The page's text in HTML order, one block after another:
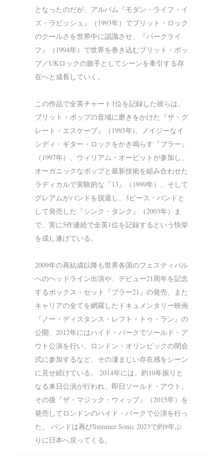
となったのだが、アルバム『モダン・ライフ・イ
ズ・ラビッシュ』（1993年）でブリット・ロック
のクールさを世界中に認識させ、『パークライ
フ』（1994年）で世界を巻き込むブリット・ポッ
プ／UKロックの旗手としてシーンを牽引する存
在へと成長していく。
この作品で全英チャート1位を記録した彼らは、
ブリット・ポップの音域に磨きをかけた『ザ・グ
レート・エスケープ』（1995年)、ノイジーなイ
ンディ・ギター・ロックをかき鳴らす『ブラー』
（1997年）、ウィリアム・オービットが参加し、
オーガニックなポップと最新技術を組み合わせた
ラディカルで実験的な『13』（1999年）、そして
グレアムがバンドを脱退し、3ピース・バンドと
して発売した『シンク・タンク』（2003年）ま
で、実に5作連続で全英1位を記録するという快挙
を成し遂げている。
2009年の再結成以降も世界各国のフェスティバル
へのヘッドライン出演や、デビュー21周年を記念
するボックス・セット『ブラー21』の発売、また
キャリアの全てを網羅したドキュメンタリー映画
『ノー・ディスタンス・レフト・トゥ・ラン』の
公開、2012年にはハイド・パークでソールド・ア
ウト公演を行い、ロンドン・オリンピックの閉会
式に参加するなど、その凄まじい存在感をシーン
に見せ続けている。 2014年には、約10年振りと
なる来日公演が行われ、即日ソールド・アウト。
その後『ザ・マジック・ウィップ』（2015年）を
発売してロンドンのハイド・パークで公演を行っ
た。 バンドは再びSummer Sonic 2023で約9年ぶ
りに日本へ戻ってくる。